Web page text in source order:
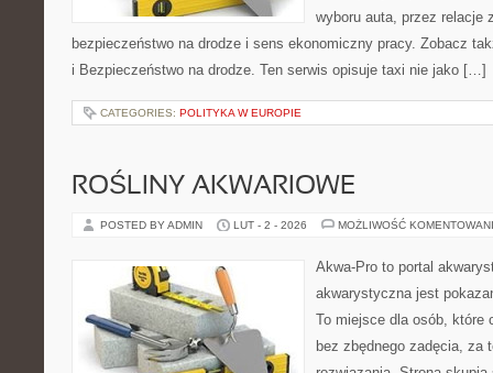
wyboru auta, przez relacje
bezpieczeństwo na drodze i sens ekonomiczny pracy. Zobacz
i Bezpieczeństwo na drodze. Ten serwis opisuje taxi nie jako […]
CATEGORIES: POLITYKA W EUROPIE
ROŚLINY AKWARIOWE
POSTED BY ADMIN LUT - 2 - 2026 MOŻLIWOŚĆ
Akwa-Pro to portal
akwarystyczna jest
To miejsce dla osób, które
bez zbędnego zadęcia, za